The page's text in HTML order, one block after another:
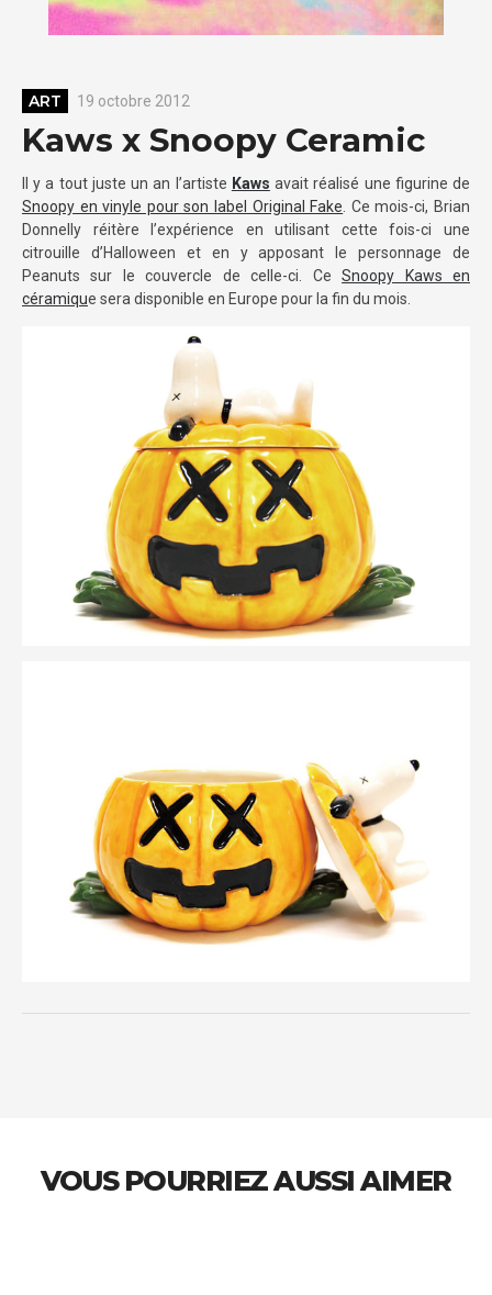
ART 19 octobre 2012
Kaws x Snoopy Ceramic
Il y a tout juste un an l’artiste Kaws avait réalisé une figurine de
Snoopy en vinyle pour son label Original Fake . Ce mois-ci, Brian
Donnelly réitère l’expérience en utilisant cette fois-ci une
citrouille d’Halloween et en y apposant le personnage de
Peanuts sur le couvercle de celle-ci. CeSnoopy Kaws en
céramique sera disponible en Europe pour la fin du mois.
VOUS POURRIEZ AUSSI AIMER